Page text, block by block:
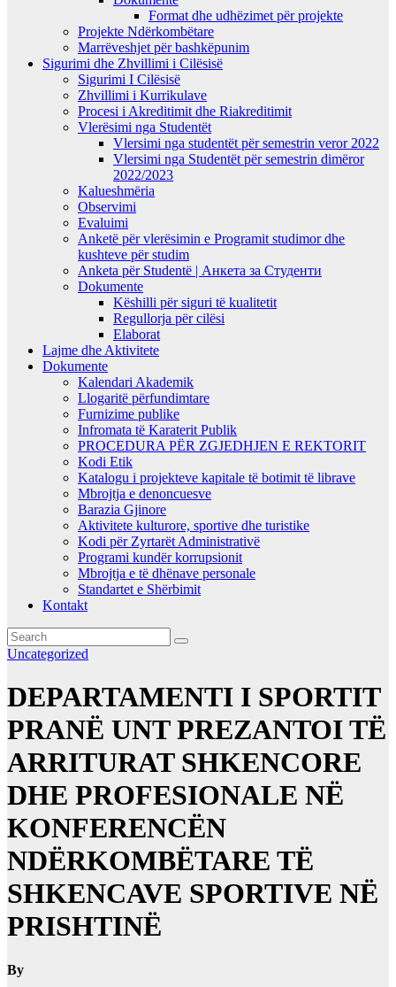
Format dhe udhëzimet për projekte
Projekte Ndërkombëtare
Marrëveshjet për bashkëpunim
Sigurimi dhe Zhvillimi i Cilësisë
Sigurimi I Cilësisë
Zhvillimi i Kurrikulave
Procesi i Akreditimit dhe Riakreditimit
Vlerësimi nga Studentët
Vlersimi nga studentët për semestrin veror 2022
Vlersimi nga Studentët për semestrin dimëror
2022/2023
Kalueshmëria
Observimi
Evaluimi
Anketë për vlerësimin e Programit studimor dhe
kushteve për studim
Anketa për Studentë | Анкета за Студенти
Dokumente
Këshilli për siguri të kualitetit
Regullorja për cilësi
Elaborat
Lajme dhe Aktivitete
Dokumente
Kalendari Akademik
Llogaritë përfundimtare
Furnizime publike
Infromata të Karaterit Publik
PROCEDURA PËR ZGJEDHJEN E REKTORIT
Kodi Etik
Katalogu i projekteve kapitale të botimit të librave
Mbrojtja e denoncuesve
Barazia Gjinore
Aktivitete kulturore, sportive dhe turistike
Kodi për Zyrtarët Administrativë
Programi kundër korrupsionit
Mbrojtja e të dhënave personale
Standartet e Shërbimit
Kontakt
Uncategorized
DEPARTAMENTI I SPORTIT
PRANË UNT PREZANTOI TË
ARRITURAT SHKENCORE
DHE PROFESIONALE NË
KONFERENCËN
NDËRKOMBËTARE TË
SHKENCAVE SPORTIVE NË
PRISHTINË
By